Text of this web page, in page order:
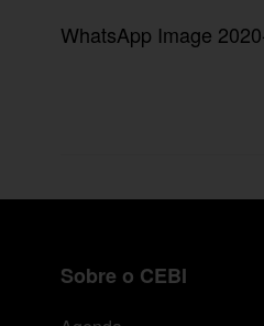
WhatsApp Image
Sobre o CEBI